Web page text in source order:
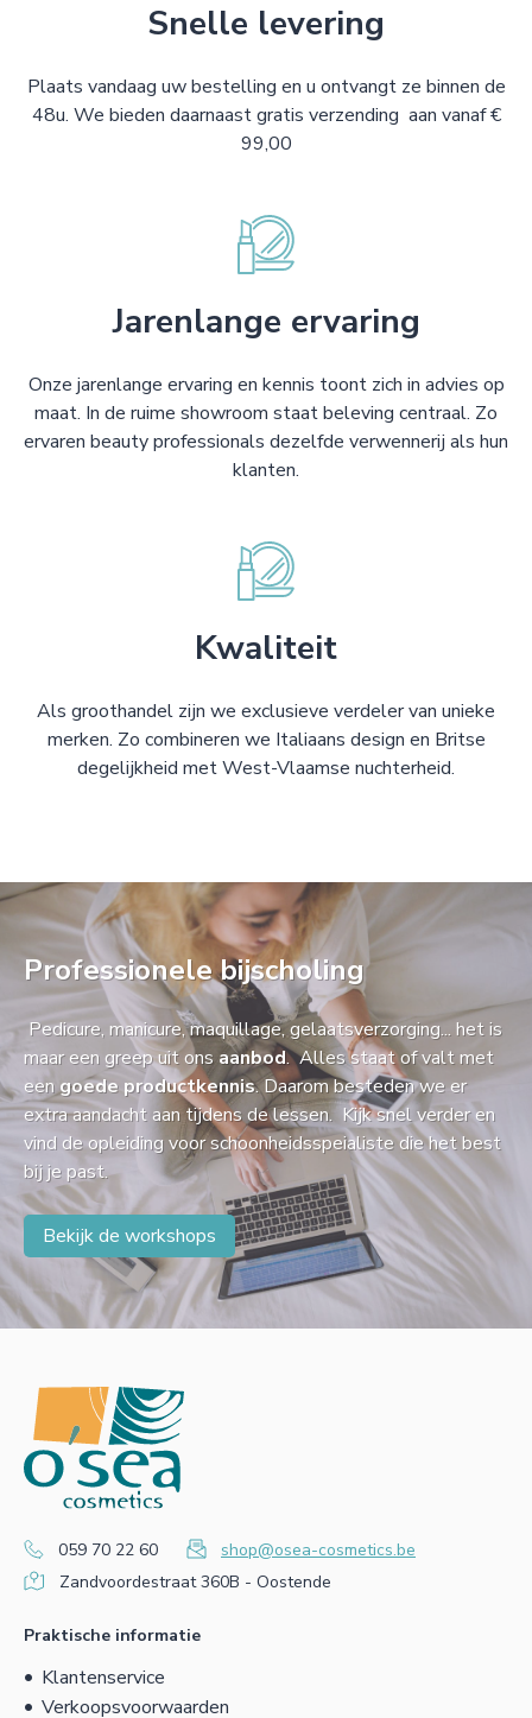
Snelle levering
Plaats vandaag uw bestelling en u ontvangt ze binnen de
48u. We bieden daarnaast gratis verzending aan vanaf €
99,00
Jarenlange ervaring
Onze jarenlange ervaring en kennis toont zich in advies op
maat. In de ruime showroom staat beleving centraal. Zo
ervaren beauty professionals dezelfde verwennerij als hun
klanten.
Kwaliteit
Als groothandel zijn we exclusieve verdeler van unieke
merken. Zo combineren we Italiaans design en Britse
degelijkheid met West-Vlaamse nuchterheid.
Professionele bijscholing
Pedicure, manicure, maquillage, gelaatsverzorging... het is
maar een greep uit ons aanbod. Alles staat of valt met
eengoede productkennis. Daarom besteden we er
extra aandacht aan tijdens de lessen. Kijk snel verder en
vind de opleiding voor schoonheidsspeialiste die het best
bij je past.
Bekijk de workshops
059 70 22 60
shop@osea-cosmetics.be
Zandvoordestraat 360B - Oostende
Praktische informatie
Klantenservice
Verkoopsvoorwaarden